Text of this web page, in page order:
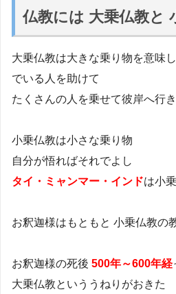
仏教には 大乗仏教と
大乗仏教は大きな乗り物を意味
でいる人を助けて
たくさんの人を乗せて彼岸へ行
小乗仏教は小さな乗り物
自分が悟ればそれでよし
タイ・ミャンマー・インドは小
お釈迦様はもともと 小乗仏教の
お釈迦様の死後 500年～600年経
大乗仏教といううねりがおきた